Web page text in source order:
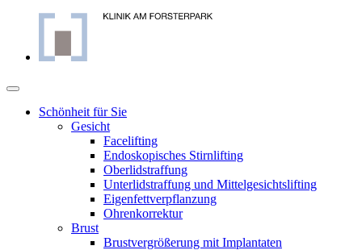
Schönheit für Sie
Gesicht
Facelifting
Endoskopisches Stirnlifting
Oberlidstraffung
Unterlidstraffung und Mittelgesichtslifting
Eigenfettverpflanzung
Ohrenkorrektur
Brust
Brustvergrößerung mit Implantaten